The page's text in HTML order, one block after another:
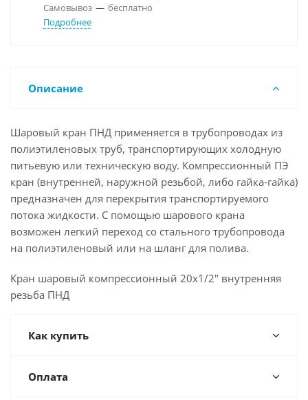
Самовывоз — бесплатно
Подробнее
Описание
Шаровый кран ПНД применяется в трубопроводах из
полиэтиленовых труб, транспортирующих холодную
питьевую или техническую воду. Компрессионный ПЭ
кран (внутренней, наружной резьбой, либо гайка-гайка)
предназначен для перекрытия транспортируемого
потока жидкости. С помощью шарового крана
возможен легкий переход со стального трубопровода
на полиэтиленовый или на шланг для полива.
Кран шаровый компрессионный 20х1/2" внутренняя
резьба ПНД
Как купить
Оплата